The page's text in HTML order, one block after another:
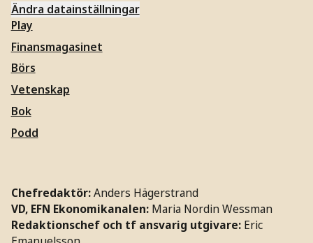
Ändra datainställningar
Play
Finansmagasinet
Börs
Vetenskap
Bok
Podd
Chefredaktör:Anders Hägerstrand
VD, EFN Ekonomikanalen: Maria Nordin Wessman
Redaktionschef och tf ansvarig utgivare: Eric